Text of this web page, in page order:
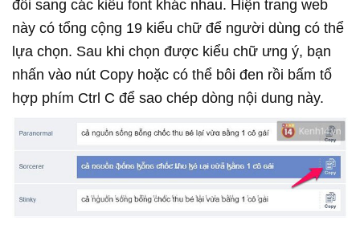
đổi sang các kiểu font khác nhau. Hiện trang web
này có tổng cộng 19 kiểu chữ để người dùng có thể
lựa chọn. Sau khi chọn được kiểu chữ ưng ý, bạn
nhấn vào nút Copy hoặc có thể bôi đen rồi bấm tổ
hợp phím Ctrl C để sao chép dòng nội dung này.